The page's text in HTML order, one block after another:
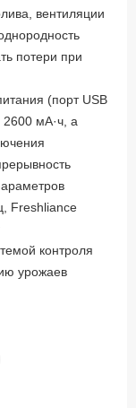
вентиляции
потери при
(порт USB
мА·ч, а
Freshliance
контроля
урожаев